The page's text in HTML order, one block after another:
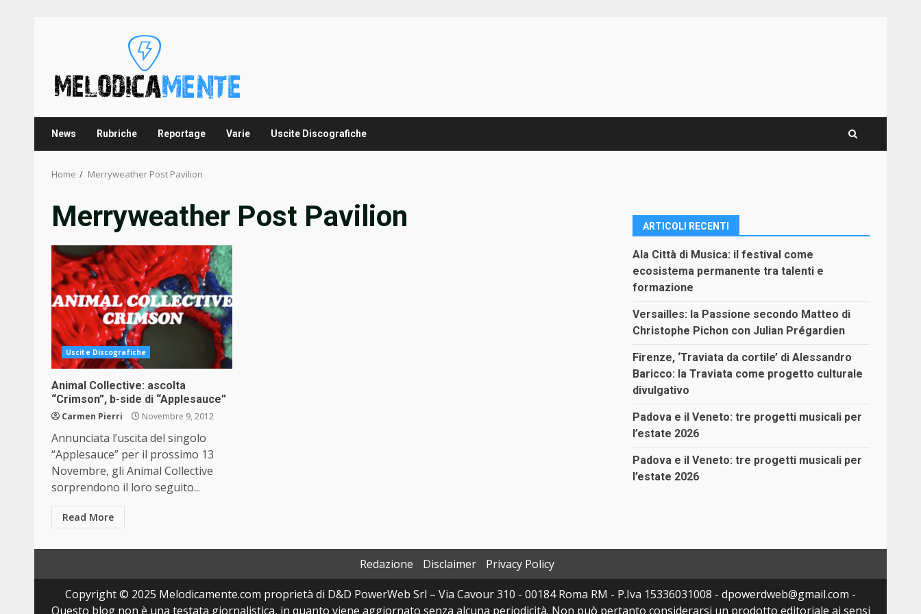
News Rubriche Reportage Varie Uscite Discografiche
Home Merryweather Post Pavilion
Merryweather Post Pavilion
Uscite Discografiche
Animal Collective: ascolta
“Crimson”, b-side di “Applesauce”
Carmen Pierri Novembre 9, 2012
Annunciata l’uscita del singolo
“Applesauce” per il prossimo 13
Novembre, gli Animal Collective
sorprendono il loro seguito...
Read More
ARTICOLI RECENTI
Ala Città di Musica: il festival come
ecosistema permanente tra talenti e
formazione
Versailles: la Passione secondo Matteo di
Christophe Pichon con Julian Prégardien
Firenze, ‘Traviata da cortile’ di Alessandro
Baricco: la Traviata come progetto culturale
divulgativo
Padova e il Veneto: tre progetti musicali per
l’estate 2026
Padova e il Veneto: tre progetti musicali per
l’estate 2026
Redazione Disclaimer
Privacy Policy
Copyright © 2025 Melodicamente.com proprietà di D&D PowerWeb Srl – Via Cavour 310 - 00184 Roma RM - P.Iva 15336031008 - dpowerdweb@gmail.com -
Questo blog non è una testata giornalistica, in quanto viene aggiornato senza alcuna periodicità. Non può pertanto considerarsi un prodotto editoriale ai sensi